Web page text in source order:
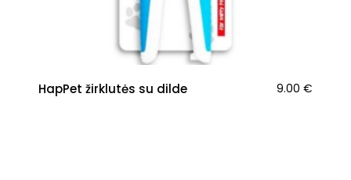
HapPet žirklutės su dilde 9.00 €